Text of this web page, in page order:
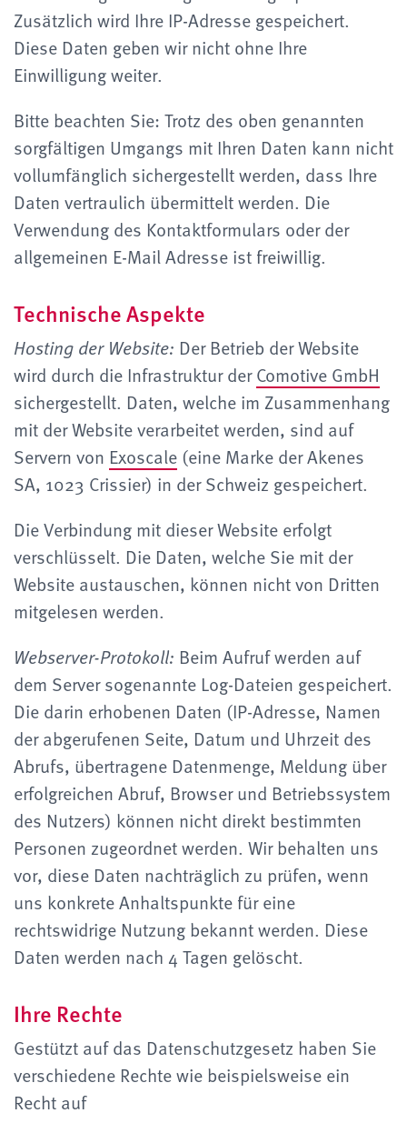
Zusätzlich wird Ihre IP-Adresse gespeichert.
Diese Daten geben wir nicht ohne Ihre
Einwilligung weiter.
Bitte beachten Sie: Trotz des oben genannten
sorgfältigen Umgangs mit Ihren Daten kann nicht
vollumfänglich sichergestellt werden, dass Ihre
Daten vertraulich übermittelt werden. Die
Verwendung des Kontaktformulars oder der
allgemeinen E-Mail Adresse ist freiwillig.
Technische Aspekte
Hosting der Website: Der Betrieb der Website
wird durch die Infrastruktur derComotive GmbH
sichergestellt. Daten, welche im Zusammenhang
mit der Website verarbeitet werden, sind auf
Servern von Exoscale (eine Marke der Akenes
SA, 1023 Crissier) in der Schweiz gespeichert.
Die Verbindung mit dieser Website erfolgt
verschlüsselt. Die Daten, welche Sie mit der
Website austauschen, können nicht von Dritten
mitgelesen werden.
Webserver-Protokoll: Beim Aufruf werden auf
dem Server sogenannte Log-Dateien gespeichert.
Die darin erhobenen Daten (IP-Adresse, Namen
der abgerufenen Seite, Datum und Uhrzeit des
Abrufs, übertragene Datenmenge, Meldung über
erfolgreichen Abruf, Browser und Betriebssystem
des Nutzers) können nicht direkt bestimmten
Personen zugeordnet werden. Wir behalten uns
vor, diese Daten nachträglich zu prüfen, wenn
uns konkrete Anhaltspunkte für eine
rechtswidrige Nutzung bekannt werden. Diese
Daten werden nach 4 Tagen gelöscht.
Ihre Rechte
Gestützt auf das Datenschutzgesetz haben Sie
verschiedene Rechte wie beispielsweise ein
Recht auf